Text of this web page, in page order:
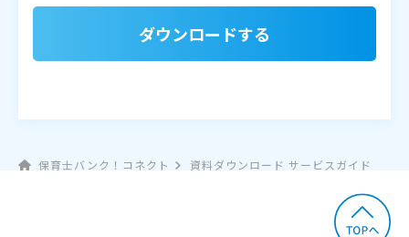
ダウンロードする
保育士バンク！コネクト 資料ダウンロード サービスガイド